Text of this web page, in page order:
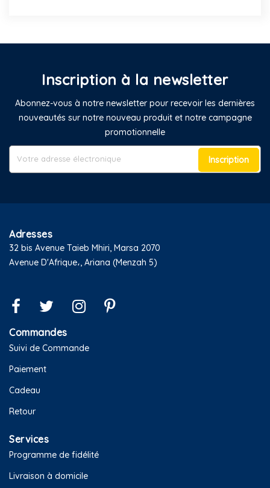
Inscription à la newsletter
Abonnez-vous à notre newsletter pour recevoir les dernières
nouveautés sur notre nouveau produit et notre campagne
promotionnelle
Inscription
Adresses
32 bis Avenue Taieb Mhiri, Marsa 2070
Avenue D'Afrique،, Ariana (Menzah 5)
Commandes
Suivi de Commande
Paiement
Cadeau
Retour
Services
Programme de fidélité
Livraison à domicile